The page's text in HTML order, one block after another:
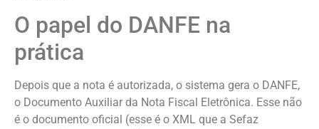
O papel do DANFE na
prática
Depois que a nota é autorizada, o sistema gera o DANFE,
o Documento Auxiliar da Nota Fiscal Eletrônica. Esse não
é o documento oficial (esse é o XML que a Sefaz